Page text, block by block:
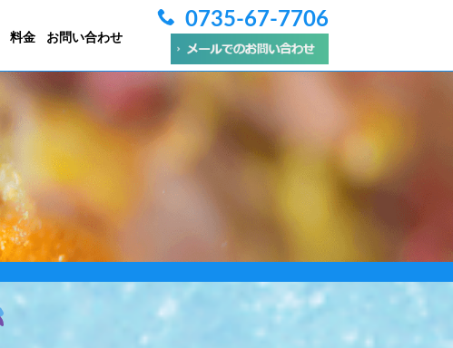
料金 お問い合わせ
0735-67-7706